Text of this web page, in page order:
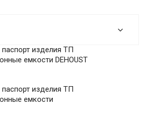
паспорт изделия ТП
емкости DEHOUST
паспорт изделия ТП
емкости